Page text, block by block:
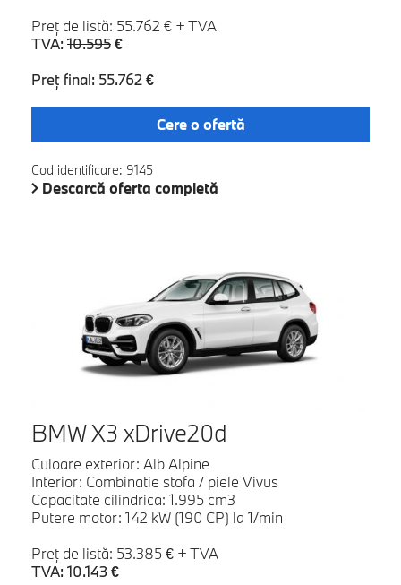
Preţ de listă: 55.762 € + TVA
TVA: 10.595€
Preţ final: 55.762 €
Cere o ofertă
Cod identificare: 9145
Descarcă oferta completă
BMW X3 xDrive20d
Culoare exterior: Alb Alpine
Interior: Combinatie stofa / piele Vivus
Capacitate cilindrica: 1.995 cm3
Putere motor: 142 kW (190 CP) la 1/min
Preţ de listă: 53.385 € + TVA
TVA: 10.143€